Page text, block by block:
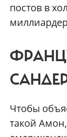
постов в
Чтобы
такой